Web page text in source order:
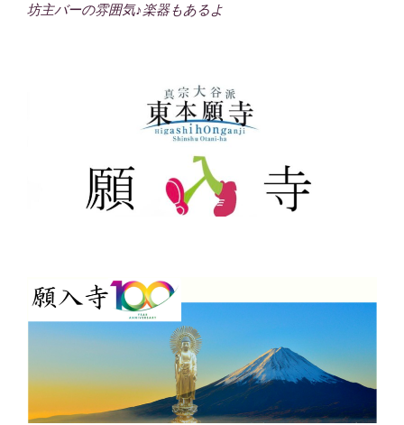
坊主バーの雰囲気♪楽器もあるよ